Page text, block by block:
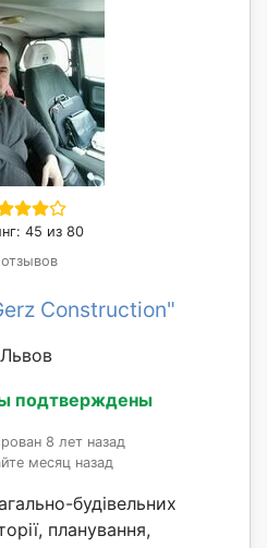
45 из 80
Construction"
Львов
подтверждены
8 лет назад
месяц назад
будівельних
планування,